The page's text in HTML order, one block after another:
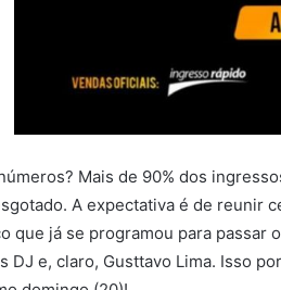
Mais de 90% dos
A expectativa é de reunir
que já se programou para passar
DJ e, claro, Gusttavo Lima. Isso